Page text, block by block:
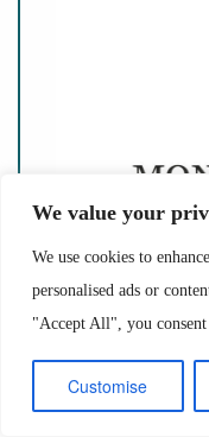
We value your
We use cookies to
personalised ads or
"Accept All", you
Customise